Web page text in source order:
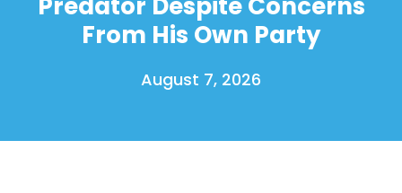
From His Own Party
August 7, 2026